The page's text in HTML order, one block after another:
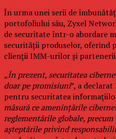
În urma unei serii de
portofoliului său, Zyxel
de securitate într-o abordare
securității produselor,
clienții IMM-urilor și partenerii
„În prezent, securitatea
doar pe promisiuni”, a
pentru securitatea
măsură ce amenințările
reglementările globale, precum
așteptările privind